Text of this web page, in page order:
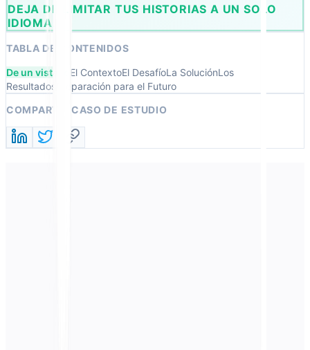
DEJA DE LIMITAR TUS HISTORIAS A UN SOLO
IDIOMA.
TABLA DE CONTENIDOS
De un vistazo El ContextoEl DesafíoLa SoluciónLos
Resultados
Preparación para el Futuro
COMPARTIR CASO DE ESTUDIO